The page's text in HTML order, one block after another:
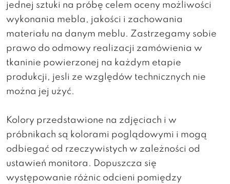
jednej sztuki na próbę celem oceny możliwości
wykonania mebla, jakości i zachowania
materiału na danym meblu. Zastrzegamy sobie
prawo do odmowy realizacji zamówienia w
tkaninie powierzonej na każdym etapie
produkcji, jesli ze względów technicznych nie
można jej użyć.
Kolory przedstawione na zdjęciach i w
próbnikach są kolorami poglądowymi i mogą
odbiegać od rzeczywistych w zależności od
ustawień monitora. Dopuszcza się
występowanie różnic odcieni pomiędzy